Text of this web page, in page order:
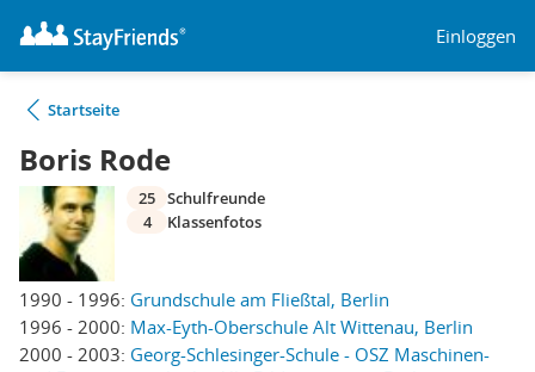
Einloggen
Startseite
Boris Rode
1990 - 1996: Grundschule am Fließtal, Berlin
1996 - 2000: Max-Eyth-Oberschule Alt Wittenau, Berlin
2000 - 2003: Georg-Schlesinger-Schule - OSZ Maschinen-
25 Schulfreunde
4
Klassenfotos